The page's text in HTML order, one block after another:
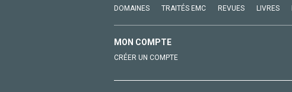
DOMAINES TRAITÉS EMC REVUES LIVRES
MON COMPTE
CRÉER UN COMPTE